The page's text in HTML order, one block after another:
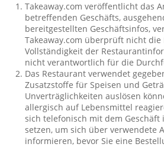
Takeaway.com veröffentlicht das
betreffenden Geschäfts,
bereitgestellten Geschäftsinfos,
Takeaway.com überprüft nicht
Vollständigkeit der
nicht verantwortlich für die
Das Restaurant verwendet
Zusatzstoffe für Speisen und
Unverträglichkeiten auslösen
allergisch auf Lebensmittel
sich telefonisch mit dem Geschäft
setzen, um sich über verwendete
informieren, bevor Sie eine